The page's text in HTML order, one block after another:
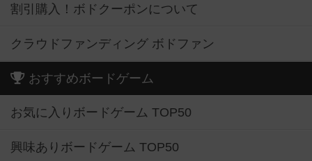
割引購入！ボドクーポンについて
クラウドファンディング ボドファン
おすすめボードゲーム
お気に入りボードゲーム TOP50
興味ありボードゲーム TOP50